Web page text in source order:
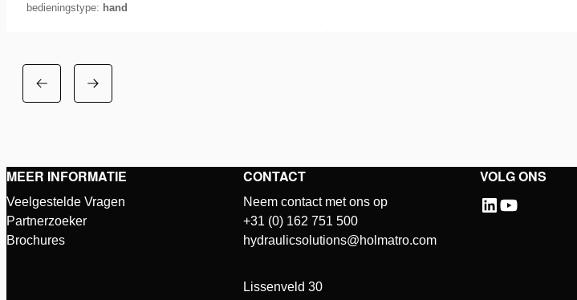
bedieningstype: hand
pompunit met een hoge olieopbrengst in zowel…
Zie details
VOLG ONS
MEER INFORMATIE
Veelgestelde Vragen
Partnerzoeker
Brochures
CONTACT
Neem contact met ons op
+31 (0) 162 751 500
hydraulicsolutions@holmatro.com
Lissenveld 30